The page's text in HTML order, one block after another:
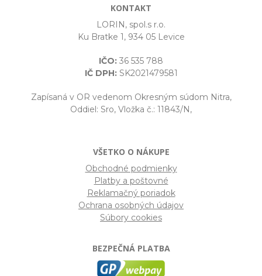
KONTAKT
LORIN, spol.s r.o.
Ku Bratke 1, 934 05 Levice
IČO: 36 535 788
IČ DPH:SK2021479581
Zapísaná v OR vedenom Okresným súdom Nitra,
Oddiel: Sro, Vložka č.: 11843/N,
VŠETKO O NÁKUPE
Obchodné podmienky
Platby a poštovné
Reklamačný poriadok
Ochrana osobných údajov
Súbory cookies
BEZPEČNÁ PLATBA